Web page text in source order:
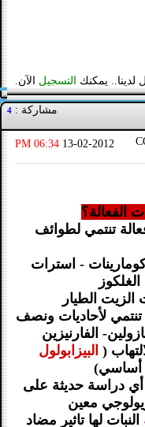
يمكنك التسجيل الآن.
مشاركة : 4
13-02-2012
06:34 PM
الفعالة؟
تنتمي لطوائف
- استرات
الطيار
لأحاديات ونصف
الفارنيزين
( البيزابولول
دراسة حديثة على
معين
النبات لها تاثير مضاد